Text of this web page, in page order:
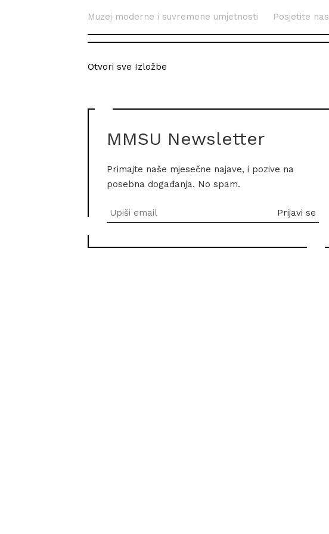
Muzej moderne i suvremene umjetnosti Posjetite nas
Otvori sve Izložbe
MMSU Newsletter
Primajte naše mjesečne najave, i pozive na
posebna događanja. No spam.